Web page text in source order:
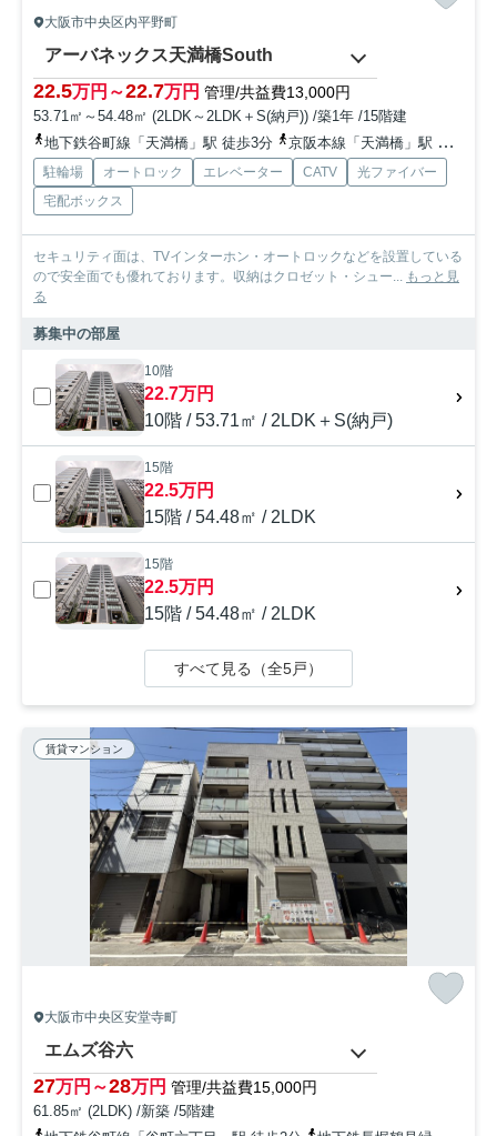
大阪市中央区内平野町
アーバネックス天満橋South
22.5万円～22.7万円 管理/共益費13,000円
53.71㎡～54.48㎡ (2LDK～2LDK＋S(納戸)) /築1年 /15階建
地下鉄谷町線「天満橋」駅 徒歩3分
京阪本線「天満橋」駅 徒歩5分
駐輪場 オートロック エレベーター CATV
光ファイバー
宅配ボックス
セキュリティ面は、TVインターホン・オートロックなどを設置している
ので安全面でも優れております。収納はクロゼット・シュー... もっと見
る
募集中の部屋
10階
22.7万円
10階 / 53.71㎡ / 2LDK＋S(納戸)
15階
22.5万円
15階 / 54.48㎡ / 2LDK
15階
22.5万円
15階 / 54.48㎡ / 2LDK
すべて見る（全5戸）
賃貸マンション
大阪市中央区安堂寺町
エムズ谷六
27万円～28万円 管理/共益費15,000円
61.85㎡ (2LDK) /新築 /5階建